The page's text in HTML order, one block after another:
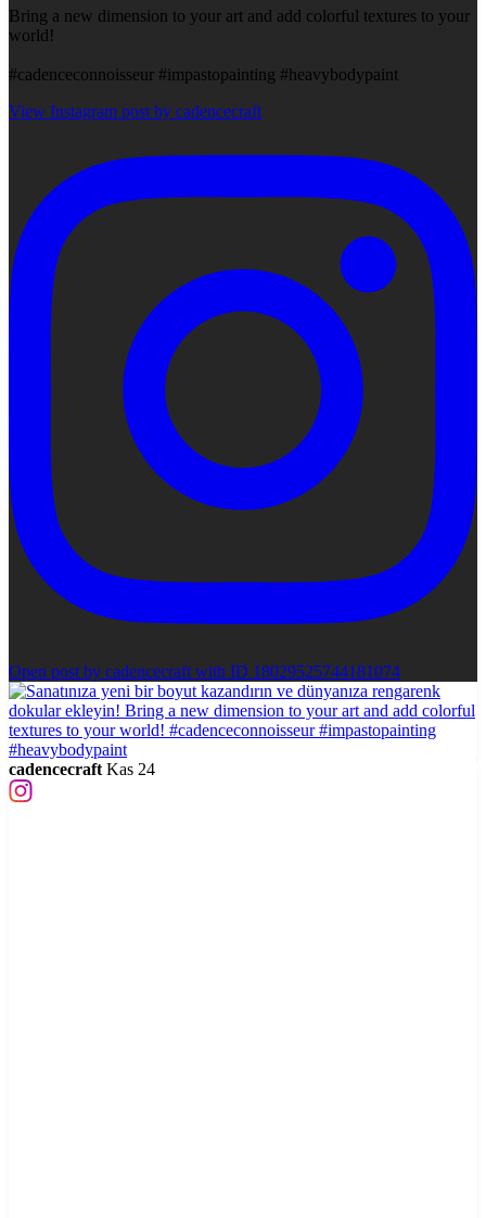
Bring a new dimension to your art and add colorful textures to your
world!
#cadenceconnoisseur #impastopainting #heavybodypaint
View Instagram post by cadencecraft
Open post by cadencecraft with ID 18029525744181074
cadencecraft Kas 24